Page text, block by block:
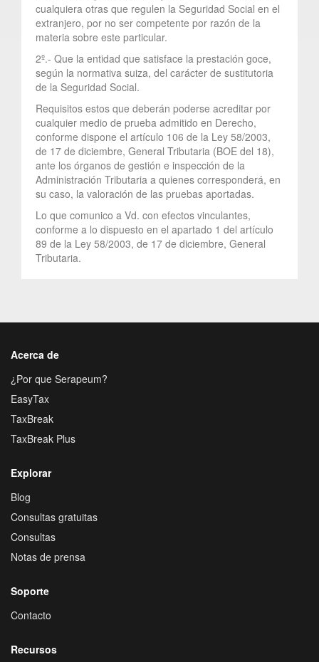
cualquiera otras que regulen la Seguridad Social en el
extranjero, por no ser competente por razón de la
materia sobre este particular.
2º.- Que la entidad que satisface la prestación goce,
según la normativa suiza, del carácter de sustitutoria
de la Seguridad Social.
Requisitos estos que deberán poderse acreditar por
cualquier medio de prueba admitido en Derecho,
conforme dispone el artículo 106 de la Ley 58/2003,
de 17 de diciembre, General Tributaria (BOE del 18),
ante los órganos de gestión e inspección de la
Administración Tributaria a quienes corresponderá, en
su caso, la valoración de las pruebas aportadas.
Lo que comunico a Vd. con efectos vinculantes,
conforme a lo dispuesto en el apartado 1 del artículo
89 de la Ley 58/2003, de 17 de diciembre, General
Tributaria.
Acerca de
¿Por que Serapeum?
EasyTax
TaxBreak
TaxBreak Plus
Explorar
Blog
Consultas gratuitas
Consultas
Notas de prensa
Soporte
Contacto
Recursos